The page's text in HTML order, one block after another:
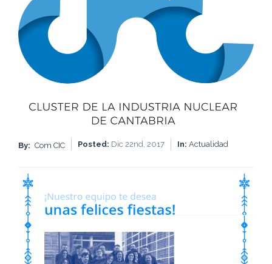
By: Com CIC Posted: Dic 22nd, 2017 In: Actualidad